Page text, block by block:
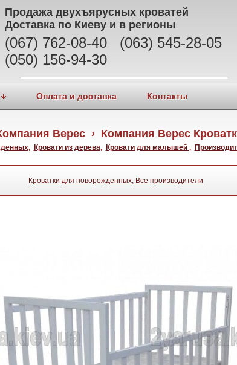
Продажа двухъярусных кроватей
Доставка по Киеву и в регионы
(067) 762-08-40 (063) 545-28-05
(050) 156-94-30
Оплата и доставка Контакты
Верес › Компания Верес
, Кровати из дерева, Кровати для малышей ,
Кроватки для новорожденных, Все производители